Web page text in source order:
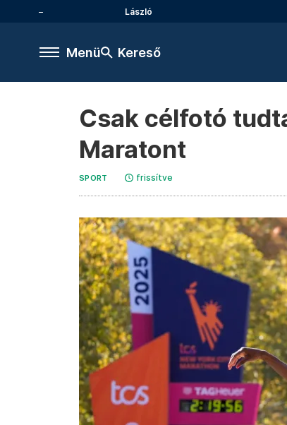
László
Menü Kereső
Csak célfotó
Maratont
SPORT frissítve